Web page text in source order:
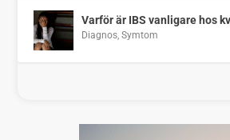
Varför är IBS vanligare hos
Diagnos,Symtom